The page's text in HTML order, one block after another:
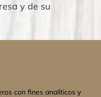
y de su
con fines analíticos y